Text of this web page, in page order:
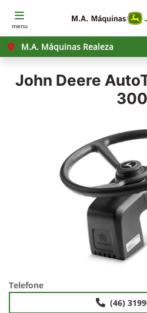
menu
M.A. Máquinas Realeza
John Deere
300
Telefone
(46)